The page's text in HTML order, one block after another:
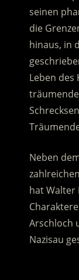
seinen
die
hinaus, in
Leben des
Neben
hat Walter
Arschloch
Nazisau